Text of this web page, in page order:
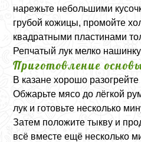
нарежьте небольшими
грубой кожицы, промойте
квадратными пластинами
Репчатый лук мелко
Приготовление
В казане хорошо
Обжарьте мясо до лёгкой
лук и готовьте несколько
Затем положите тыкву и
всё вместе ещё несколько